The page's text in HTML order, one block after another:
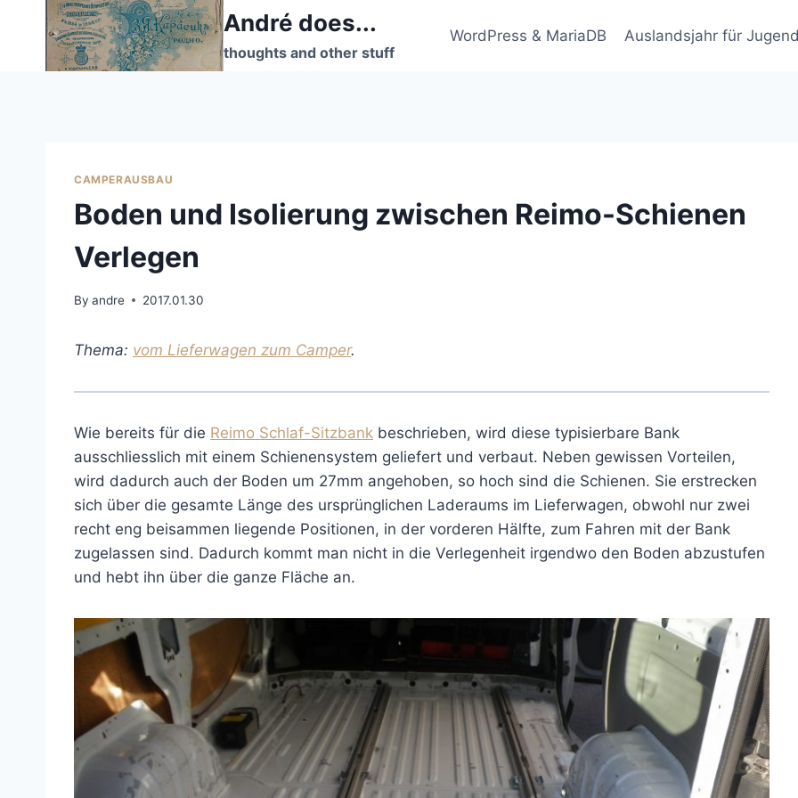
André does...
thoughts and other stuff
WordPress & MariaDB Auslandsjahr für
CAMPERAUSBAU
Boden und Isolierung zwischen Reimo-Schienen
Verlegen
By andre 2017.01.30
Thema: vom Lieferwagen zum Camper.
Wie bereits für die Reimo Schlaf-Sitzbank beschrieben, wird diese typisierbare Bank
ausschliesslich mit einem Schienensystem geliefert und verbaut. Neben gewissen Vorteilen,
wird dadurch auch der Boden um 27mm angehoben, so hoch sind die Schienen. Sie erstrecken
sich über die gesamte Länge des ursprünglichen Laderaums im Lieferwagen, obwohl nur zwei
recht eng beisammen liegende Positionen, in der vorderen Hälfte, zum Fahren mit der Bank
zugelassen sind. Dadurch kommt man nicht in die Verlegenheit irgendwo den Boden abzustufen
und hebt ihn über die ganze Fläche an.